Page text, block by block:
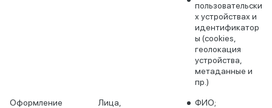
пользовательски
х устройствах и
идентификатор
ы (cookies,
геолокация
устройства,
метаданные и
пр.)
Оформление
Лица,
ФИО;